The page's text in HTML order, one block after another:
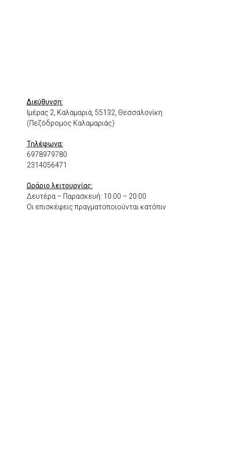
Διεύθυνση:
Ιμέρας 2, Καλαμαριά, 55132, Θεσσαλονίκη
(Πεζόδρομος Καλαμαριάς)
Τηλέφωνα:
6978979780
2314056471
Ωράριο λειτουργίας:
Δευτέρα – Παρασκευή: 10:00 – 20:00
Οι επισκέψεις πραγματοποιούνται κατόπιν